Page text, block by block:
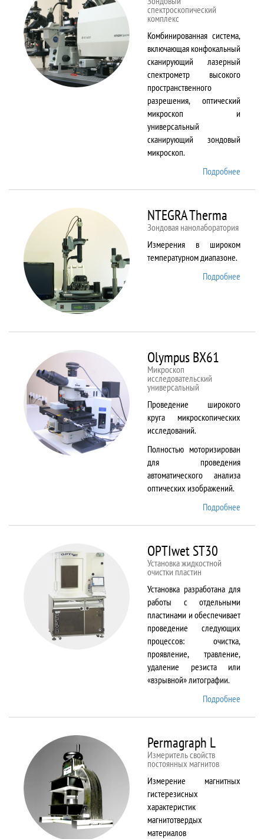
спектроскопический
комплекс
Комбинированная система,
включающая конфокальный
сканирующий лазерный
спектрометр высокого
пространственного
разрешения, оптический
микроскоп и
универсальный
сканирующий зондовый
микроскоп.
Подробнее
NTEGRA Therma
Зондовая нанолаборатория
Измерения в широком
температурном диапазоне.
Подробнее
Olympus BX61
Микроскоп
исследовательский
универсальный
Проведение широкого
круга микроскопических
исследований.
Полностью моторизирован
для проведения
автоматического анализа
оптических изображений.
Подробнее
OPTIwet ST30
Установка жидкостной
очистки пластин
Установка разработана для
работы с отдельными
пластинами и обеспечивает
проведение следующих
процессов: очистка,
проявление, травление,
удаление резиста или
«взрывной» литографии.
Подробнее
Permagraph L
Измеритель свойств
постоянных магнитов
Измерение магнитных
гистерезисных
характеристик
магнитотвердых
материалов